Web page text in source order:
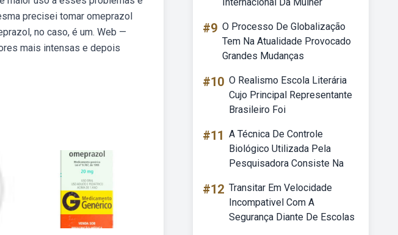
precisei tomar omeprazol
no caso, é um. Web —
mais intensas e depois
#9 O Processo De Globalização
Tem Na Atualidade Provocado
Grandes Mudanças
#10 O Realismo Escola Literária
Cujo Principal Representante
Brasileiro Foi
#11 A Técnica De Controle
Biológico Utilizada Pela
Pesquisadora Consiste Na
#12 Transitar Em Velocidade
Incompativel Com A
Segurança Diante De Escolas